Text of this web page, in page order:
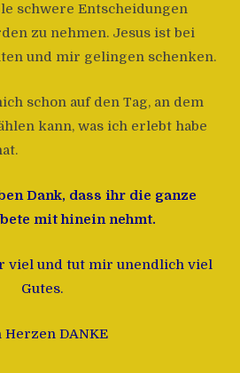
schwere Entscheidungen
zu nehmen. Jesus ist bei
und mir gelingen schenken.
schon auf den Tag, an dem
kann, was ich erlebt habe
Dank, dass ihr die ganze
mit hinein nehmt.
viel und tut mir unendlich viel
Gutes.
Herzen DANKE